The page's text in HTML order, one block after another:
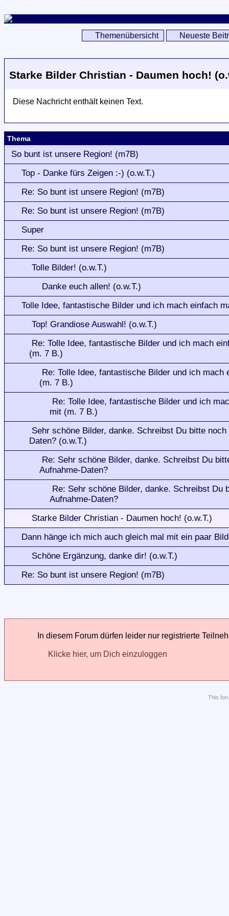
Themenübersicht Neueste
Starke Bilder Christian - Daumen hoch!
Diese Nachricht enthält keinen Text.
Thema
So bunt ist unsere Region! (m7B)
Top - Danke fürs Zeigen :-) (o.w.T.)
Re: So bunt ist unsere Region! (m7B)
Re: So bunt ist unsere Region! (m7B)
Super
Re: So bunt ist unsere Region! (m7B)
Tolle Bilder! (o.w.T.)
Danke euch allen! (o.w.T.)
Tolle Idee, fantastische Bilder und ich mach einfach
Top! Grandiose Auswahl! (o.w.T.)
Re: Tolle Idee, fantastische Bilder und ich mach
(m. 7 B.)
Re: Tolle Idee, fantastische Bilder und ich mach
(m. 7 B.)
Re: Tolle Idee, fantastische Bilder und ich
mit (m. 7 B.)
Sehr schöne Bilder, danke. Schreibst Du bitte noch
Daten? (o.w.T.)
Re: Sehr schöne Bilder, danke. Schreibst Du
Aufnahme-Daten?
Re: Sehr schöne Bilder, danke. Schreibst Du
Aufnahme-Daten?
Starke Bilder Christian - Daumen hoch! (o.w.T.)
Dann hänge ich mich auch gleich mal mit ein paar
Schöne Ergänzung, danke dir! (o.w.T.)
Re: So bunt ist unsere Region! (m7B)
In diesem Forum dürfen leider nur registrierte
Klicke hier, um Dich einzuloggen
This